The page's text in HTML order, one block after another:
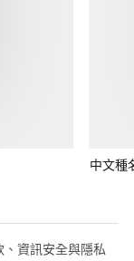
中文種
資訊安全與隱私